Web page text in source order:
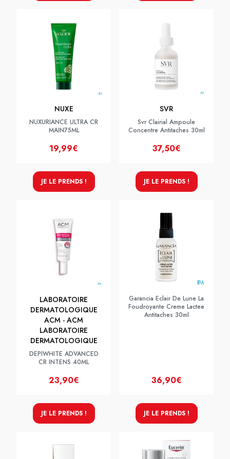
NUXE
NUXURIANCE ULTRA CR
MAIN75ML
19,99€
JE LE PRENDS !
SVR
Svr Clairial Ampoule
Concentre Antitaches 30ml
37,50€
JE LE PRENDS !
LABORATOIRE
DERMATOLOGIQUE
ACM - ACM
LABORATOIRE
DERMATOLOGIQUE
DEPIWHITE ADVANCED
CR INTENS 40ML
23,90€
JE LE PRENDS !
Garancia Eclair De Lune La
Foudroyante Creme Lactee
Antitaches 30ml
36,90€
JE LE PRENDS !